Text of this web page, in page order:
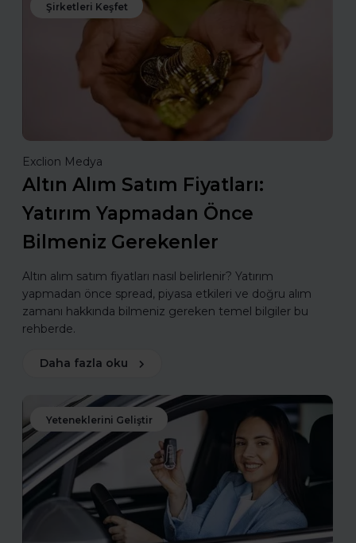
Şirketleri Keşfet
Exclion Medya
Altın Alım Satım Fiyatları:
Yatırım Yapmadan Önce
Bilmeniz Gerekenler
Altın alım satım fiyatları nasıl belirlenir? Yatırım
yapmadan önce spread, piyasa etkileri ve doğru alım
zamanı hakkında bilmeniz gereken temel bilgiler bu
rehberde.
Daha fazla oku
Yeteneklerini Geliştir